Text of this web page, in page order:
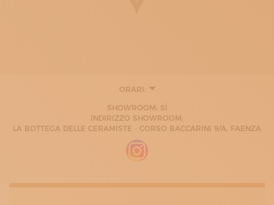
ORARI:
09:30 - 12:30
MARTEDÌ
09:30 - 12:30
MERCOLEDÌ
09:30 - 12:30
GIOVEDÌ
VENERDÌ
SHOWROOM: SÌ
INDIRIZZO SHOWROOM:
LA BOTTEGA DELLE CERAMISTE - CORSO BACCARINI 9/A, FAENZA